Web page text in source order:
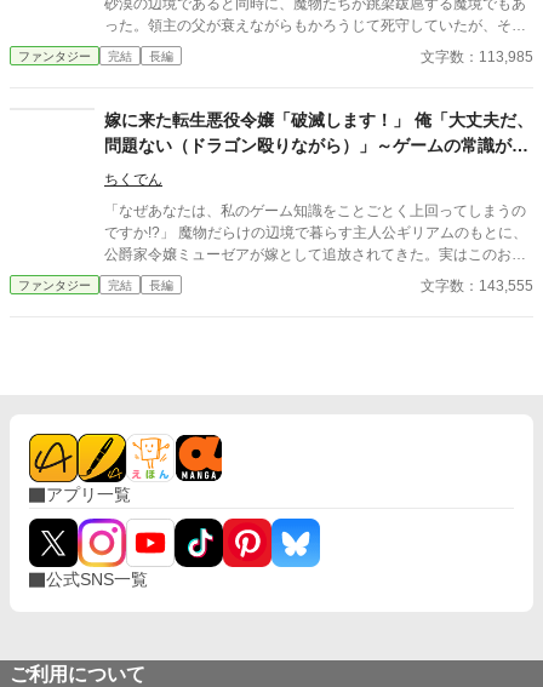
砂漠の辺境であると同時に、魔物たちが跳梁跋扈する魔境でもあ
った。領主の父が衰えながらもかろうじて死守していたが、その
最中でロードが授かったスキルは戦闘に無関係だと目されている
錬金術。まもなく父が亡くなったことで、ロードはそれまで屋敷
たのが、不忠の使用人と見られていたアリシアのみであった。ロ
ードの錬金術は、異世界の物を超文明的な魔道具に変換できる能
力であり、観察力に優れたアリシアとともに領地の再建と復興を
目指すことになる。
ファンタジー 完結 長編 文字数：113,985
嫁に来た転生悪役令嬢「破滅します！」 俺「大丈夫だ、
問題ない（ドラゴン殴りながら）」～ゲームの常識が通
用しない辺境領主の無自覚成り上がり～
ちくでん
「なぜあなたは、私のゲーム知識をことごとく上回ってしまうの
ですか!?」 魔物だらけの辺境で暮らす主人公ギリアムのもとに、
公爵家令嬢ミューゼアが嫁として追放されてきた。実はこのお嫁
さん、ゲーム世界に転生してきた転生悪役令嬢だったのです。 本
来のゲームでは外道の悪役貴族だったはずのギリアム。ミューゼ
と生活しながらもだんだんと世の中に（意図せず）影響力を発揮
していってしまう二人の物語です。
ファンタジー 完結 長編 文字数：143,555
アプリ一覧
公式SNS一覧
ご利用について